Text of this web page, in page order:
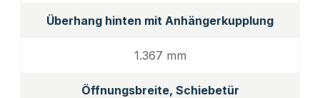
Überhang hinten mit Anhängerkupplung
1.367 mm
Öffnungsbreite, Schiebetür